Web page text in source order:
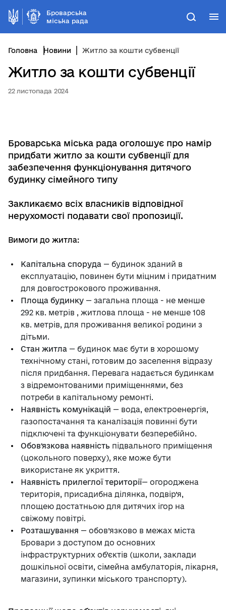
Броварська
міська рада
Пошук
Головна Новини Житло за кошти субвенції
Житло за кошти субвенції
22 листопада 2024
Броварська міська рада оголошує про намір
придбати житло за кошти субвенції для
забезпечення функціонування дитячого
будинку сімейного типу
Закликаємо всіх власників відповідної
нерухомості подавати свої пропозиції.
Вимоги до житла:
Капітальна споруда — будинок зданий в
експлуатацію, повинен бути міцним і придатним
для довгострокового проживання.
Площа будинку — загальна площа - не менше
292 кв. метрів , житлова площа - не менше 108
кв. метрів, для проживання великої родини з
дітьми.
Стан житла — будинок має бути в хорошому
технічному стані, готовим до заселення відразу
після придбання. Перевага надається будинкам
з відремонтованими приміщеннями, без
потреби в капітальному ремонті.
Наявність комунікацій — вода, електроенергія,
газопостачання та каналізація повинні бути
підключені та функціонувати безперебійно.
Обовʼязкова наявність підвального приміщення
(цокольного поверху), яке може бути
використане як укриття.
Наявність прилеглої території— огороджена
територія, присадибна ділянка, подвір’я,
площею достатньою для дитячих ігор на
свіжому повітрі.
Розташування — обов’язково в межах міста
Бровари з доступом до основних
інфраструктурних об’єктів (школи, заклади
дошкільної освіти, сімейна амбулаторія, лікарня,
магазини, зупинки міського транспорту).